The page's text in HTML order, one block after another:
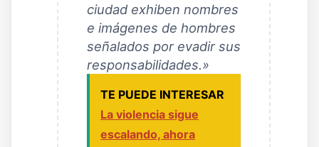
ciudad exhiben nombres
e imágenes de hombres
señalados por evadir sus
responsabilidades.»
TE PUEDE INTERESAR
La violencia sigue
escalando, ahora